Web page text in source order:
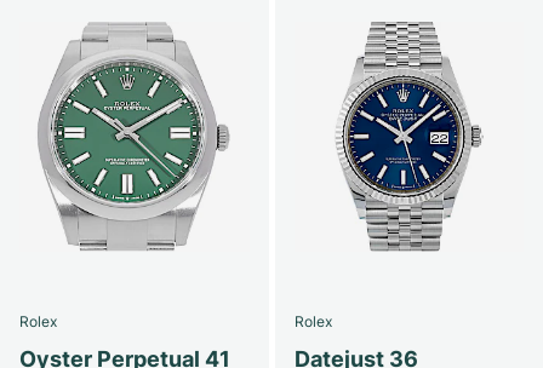
Rolex
Oyster Perpetual 41
Rolex
Datejust 36